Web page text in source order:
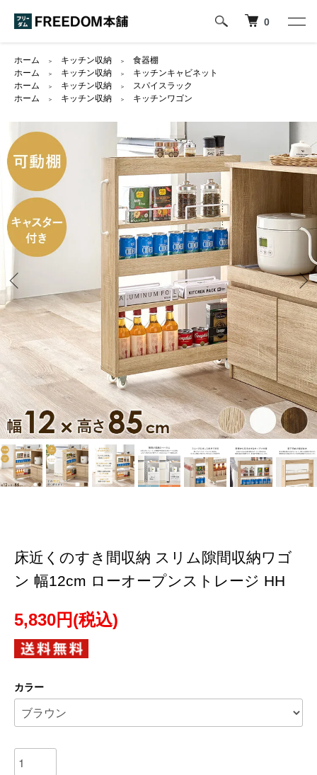
0
ホーム ＞ キッチン収納 ＞
食器棚
ホーム
＞ キッチン収納 ＞
キッチンキャビネット
ホーム
＞ キッチン収納 ＞
スパイスラック
ホーム
＞ キッチン収納 ＞ キッチンワゴン
床近くのすき間収納 スリム隙間収納ワゴ
ン 幅12cm ローオープンストレージ HH
5,830円(税込)
カラー